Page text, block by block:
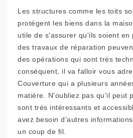
Les structures comme les toits
protègent les biens dans la
utile de s'assurer qu'ils soient en
des travaux de réparation
des opérations qui sont très
conséquent, il va falloir vous
Couverture qui a plusieurs
matière. N'oubliez pas qu'il peut
sont très intéressants et
avez besoin d'autres
un coup de fil.